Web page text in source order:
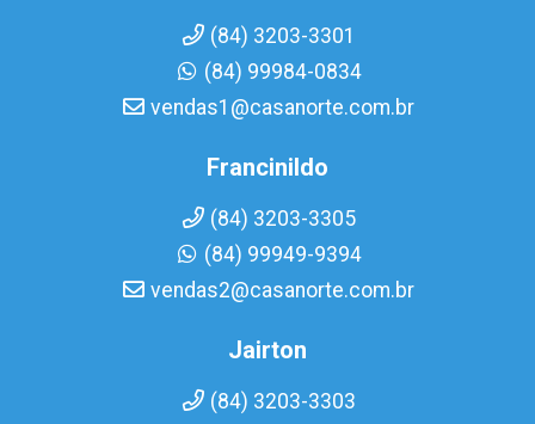
(84) 3203-3301
(84) 99984-0834
vendas1@casanorte.com.br
Francinildo
(84) 3203-3305
(84) 99949-9394
vendas2@casanorte.com.br
Jairton
(84) 3203-3303